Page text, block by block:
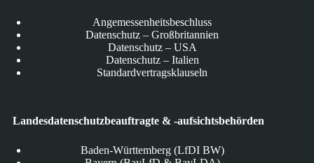
Angemessenheitsbeschluss
Datenschutz – Großbritannien
Datenschutz – USA
Datenschutz – Italien
Standardvertragsklauseln
Landesdatenschutzbeauftragte & -aufsichtsbehörden
Baden-Württemberg (LfDI BW)